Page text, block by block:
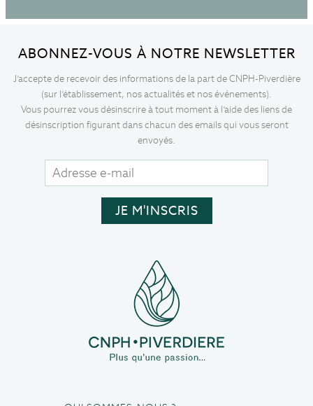
ABONNEZ-VOUS À NOTRE NEWSLETTER
J’accepte de recevoir des informations de la part de CNPH-Piverdière
(sur l’établissement, nos actualités et nos événements).
Vous pourrez vous désinscrire à tout moment à l’aide des liens de
désinscription figurant dans chacun des emails qui vous seront
envoyés.